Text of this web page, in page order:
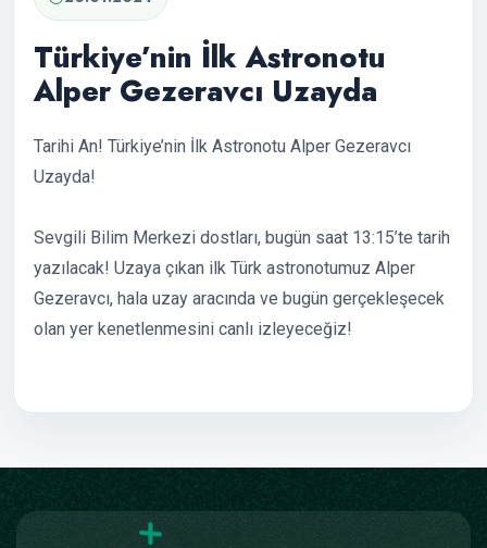
Türkiye’nin İlk Astronotu
Alper Gezeravcı Uzayda
Tarihi An! Türkiye’nin İlk Astronotu Alper Gezeravcı
Uzayda!
Sevgili Bilim Merkezi dostları, bugün saat 13:15’te tarih
yazılacak! Uzaya çıkan ilk Türk astronotumuz Alper
Gezeravcı, hala uzay aracında ve bugün gerçekleşecek
olan yer kenetlenmesini canlı izleyeceğiz!